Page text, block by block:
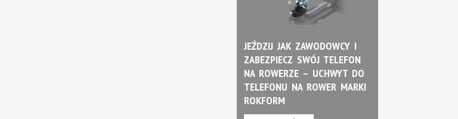
JEŹDZIJ JAK ZAWODOWCY I
ZABEZPIECZ SWÓJ TELEFON
NA ROWERZE – UCHWYT DO
TELEFONU NA ROWER MARKI
ROKFORM